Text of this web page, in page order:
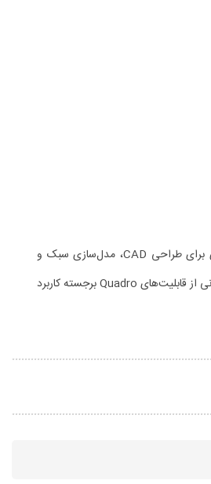
NVIDIA Quadro T500 Mobile گزینه‌ای مناسب برای افرادی است که نیاز به GPU حرفه‌ای برای طراحی CAD، مدل‌سازی سبک و
ورک‌استیشن با قابلیت حمل بالا دارند. در قیاس با مدل‌های پیشین، مصرف انرژی پایین و پشتیبانی از قابلیت‌های Quadro برجسته کاربرد